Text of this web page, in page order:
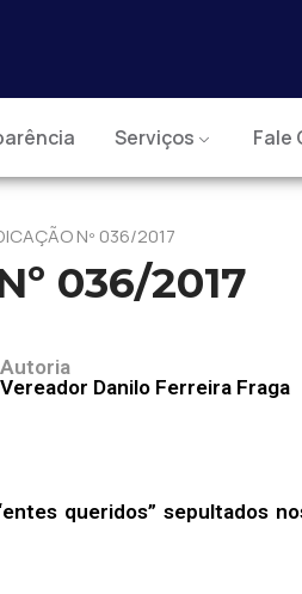
Serviços Fale
Nº 036/2017
036/2017
Autoria
Vereador Danilo Ferreira Fraga
queridos” sepultados